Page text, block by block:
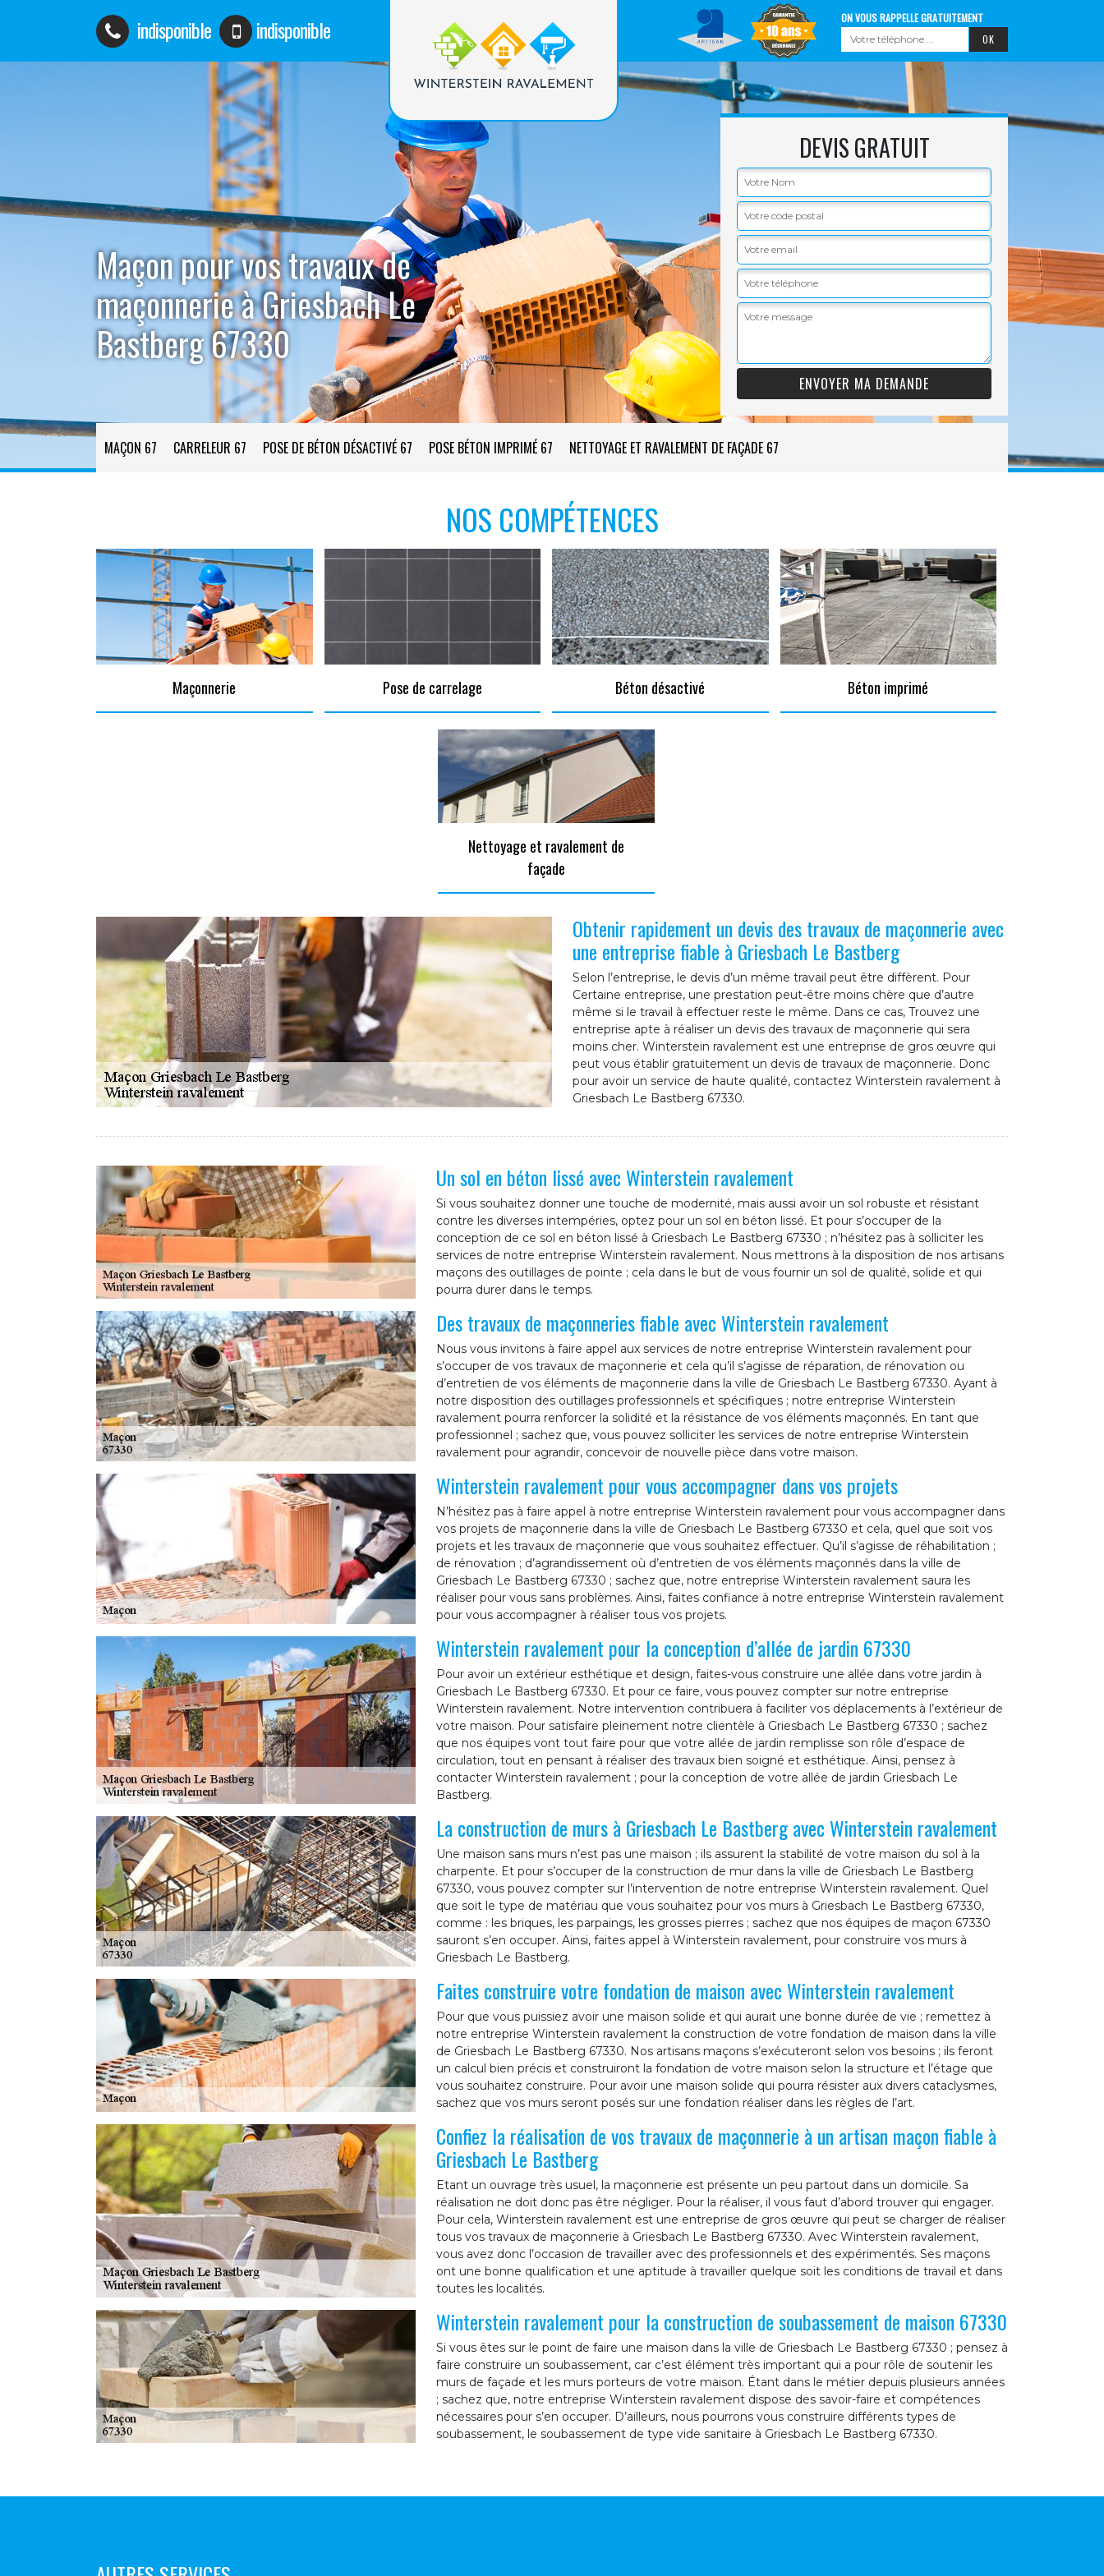
indisponible indisponible ON VOUS RAPPELLE GRATUITEMENT
Maçon pour vos travaux de
maçonnerie à Griesbach Le
Bastberg 67330
DEVIS GRATUIT
MAÇON 67 CARRELEUR 67 POSE DE BÉTON DÉSACTIVÉ 67 POSE BÉTON IMPRIMÉ 67 NETTOYAGE ET RAVALEMENT DE FAÇADE 67
NOS COMPÉTENCES
Maçonnerie Pose de carrelage Béton désactivé Béton imprimé
Nettoyage et ravalement de
façade
Obtenir rapidement un devis des travaux de maçonnerie avec
une entreprise fiable à Griesbach Le Bastberg
Selon l’entreprise, le devis d’un même travail peut être diffèrent. Pour
Certaine entreprise, une prestation peut-être moins chère que d’autre
même si le travail à effectuer reste le même. Dans ce cas, Trouvez une
entreprise apte à réaliser un devis des travaux de maçonnerie qui sera
moins cher. Winterstein ravalement est une entreprise de gros œuvre qui
peut vous établir gratuitement un devis de travaux de maçonnerie. Donc
pour avoir un service de haute qualité, contactez Winterstein ravalement à
Griesbach Le Bastberg 67330.
Un sol en béton lissé avec Winterstein ravalement
Si vous souhaitez donner une touche de modernité, mais aussi avoir un sol robuste et résistant
contre les diverses intempéries, optez pour un sol en béton lissé. Et pour s’occuper de la
conception de ce sol en béton lissé à Griesbach Le Bastberg 67330 ; n’hésitez pas à solliciter les
services de notre entreprise Winterstein ravalement. Nous mettrons à la disposition de nos artisans
maçons des outillages de pointe ; cela dans le but de vous fournir un sol de qualité, solide et qui
pourra durer dans le temps.
Des travaux de maçonneries fiable avec Winterstein ravalement
Nous vous invitons à faire appel aux services de notre entreprise Winterstein ravalement pour
s’occuper de vos travaux de maçonnerie et cela qu’il s’agisse de réparation, de rénovation ou
d’entretien de vos éléments de maçonnerie dans la ville de Griesbach Le Bastberg 67330. Ayant à
notre disposition des outillages professionnels et spécifiques ; notre entreprise Winterstein
ravalement pourra renforcer la solidité et la résistance de vos éléments maçonnés. En tant que
professionnel ; sachez que, vous pouvez solliciter les services de notre entreprise Winterstein
ravalement pour agrandir, concevoir de nouvelle pièce dans votre maison.
Winterstein ravalement pour vous accompagner dans vos projets
N’hésitez pas à faire appel à notre entreprise Winterstein ravalement pour vous accompagner dans
vos projets de maçonnerie dans la ville de Griesbach Le Bastberg 67330 et cela, quel que soit vos
projets et les travaux de maçonnerie que vous souhaitez effectuer. Qu’il s’agisse de réhabilitation ;
de rénovation ; d’agrandissement où d’entretien de vos éléments maçonnés dans la ville de
Griesbach Le Bastberg 67330 ; sachez que, notre entreprise Winterstein ravalement saura les
réaliser pour vous sans problèmes. Ainsi, faites confiance à notre entreprise Winterstein ravalement
pour vous accompagner à réaliser tous vos projets.
Winterstein ravalement pour la conception d’allée de jardin 67330
Pour avoir un extérieur esthétique et design, faites-vous construire une allée dans votre jardin à
Griesbach Le Bastberg 67330. Et pour ce faire, vous pouvez compter sur notre entreprise
Winterstein ravalement. Notre intervention contribuera à faciliter vos déplacements à l’extérieur de
votre maison. Pour satisfaire pleinement notre clientèle à Griesbach Le Bastberg 67330 ; sachez
que nos équipes vont tout faire pour que votre allée de jardin remplisse son rôle d’espace de
circulation, tout en pensant à réaliser des travaux bien soigné et esthétique. Ainsi, pensez à
contacter Winterstein ravalement ; pour la conception de votre allée de jardin Griesbach Le
Bastberg.
La construction de murs à Griesbach Le Bastberg avec Winterstein ravalement
Une maison sans murs n’est pas une maison ; ils assurent la stabilité de votre maison du sol à la
charpente. Et pour s’occuper de la construction de mur dans la ville de Griesbach Le Bastberg
67330, vous pouvez compter sur l’intervention de notre entreprise Winterstein ravalement. Quel
que soit le type de matériau que vous souhaitez pour vos murs à Griesbach Le Bastberg 67330,
comme : les briques, les parpaings, les grosses pierres ; sachez que nos équipes de maçon 67330
sauront s’en occuper. Ainsi, faites appel à Winterstein ravalement, pour construire vos murs à
Griesbach Le Bastberg.
Faites construire votre fondation de maison avec Winterstein ravalement
Pour que vous puissiez avoir une maison solide et qui aurait une bonne durée de vie ; remettez à
notre entreprise Winterstein ravalement la construction de votre fondation de maison dans la ville
de Griesbach Le Bastberg 67330. Nos artisans maçons s’exécuteront selon vos besoins ; ils feront
un calcul bien précis et construiront la fondation de votre maison selon la structure et l’étage que
vous souhaitez construire. Pour avoir une maison solide qui pourra résister aux divers cataclysmes,
sachez que vos murs seront posés sur une fondation réaliser dans les règles de l’art.
Confiez la réalisation de vos travaux de maçonnerie à un artisan maçon fiable à
Griesbach Le Bastberg
Etant un ouvrage très usuel, la maçonnerie est présente un peu partout dans un domicile. Sa
réalisation ne doit donc pas être négliger. Pour la réaliser, il vous faut d’abord trouver qui engager.
Pour cela, Winterstein ravalement est une entreprise de gros œuvre qui peut se charger de réaliser
tous vos travaux de maçonnerie à Griesbach Le Bastberg 67330. Avec Winterstein ravalement,
vous avez donc l’occasion de travailler avec des professionnels et des expérimentés. Ses maçons
ont une bonne qualification et une aptitude à travailler quelque soit les conditions de travail et dans
toutes les localités.
Winterstein ravalement pour la construction de soubassement de maison 67330
Si vous êtes sur le point de faire une maison dans la ville de Griesbach Le Bastberg 67330 ; pensez à
faire construire un soubassement, car c’est élément très important qui a pour rôle de soutenir les
murs de façade et les murs porteurs de votre maison. Étant dans le métier depuis plusieurs années
; sachez que, notre entreprise Winterstein ravalement dispose des savoir-faire et compétences
nécessaires pour s’en occuper. D’ailleurs, nous pourrons vous construire différents types de
soubassement, le soubassement de type vide sanitaire à Griesbach Le Bastberg 67330.